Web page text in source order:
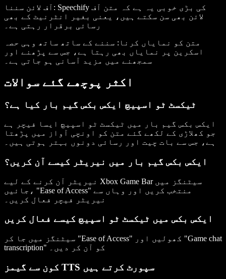
آف لائن سننا : Speechify کی بڑی خوبی یہ ہے کہ متن آف
لائن بھی سن سکتے ہیں، یعنی بغیر انٹرنیٹ کے بھی
رسائی برقرار رہتی ہے۔
متن کو نمایاں کرنا : سننے کے ساتھ ساتھ وہی حصہ
اسکرین پر نمایاں بھی رہتا ہے، جس سے پڑھنے اور
سمجھنے میں مزید آسانی ہو جاتی ہے۔
اکثر پوچھے گئے سوالات
ٹیکسٹ ٹو اسپیچ ایکس بکس گیم بار کیا ہے؟
ایکس بکس گیم بار میں ٹیکسٹ ٹو اسپیچ ایسا فیچر ہے
جو کھلاڑی کے لکھے گئے متن کو اونچی آواز میں پڑھتا
ہے، جس سے بات چیت اور رسائی دونوں بہتر ہوتی ہیں۔
ایکس بکس گیم بار میں نیریٹر کیسے آن کریں؟
نیریٹر آن کرنے کے لیے Xbox Game Bar سیٹنگز میں
جائیں، "Ease of Access" منتخب کریں اور وہاں سے
نیریٹر فیچر فعال کریں۔
ایکس بکس میں ٹیکسٹ ٹو اسپیچ کیسے فعال کریں
سیٹنگز میں جا کر "Ease of Access" کھولیں اور "Game chat
transcription" کو آن کر دیں۔
کون سے گیمز TTS سپورٹ کرتے ہیں